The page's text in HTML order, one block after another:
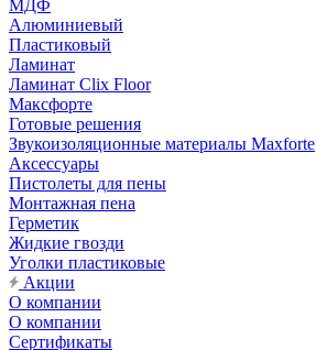
МДФ
Алюминиевый
Пластиковый
Ламинат
Ламинат Clix Floor
Максфорте
Готовые решения
Звукоизоляционные материалы Maxforte
Аксессуары
Пистолеты для пены
Монтажная пена
Герметик
Жидкие гвозди
Уголки пластиковые
Акции
О компании
О компании
Сертификаты